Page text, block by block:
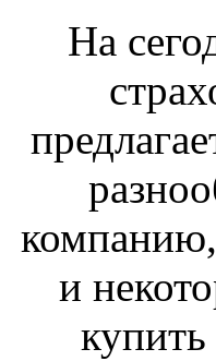
На
компанию,
и
купить